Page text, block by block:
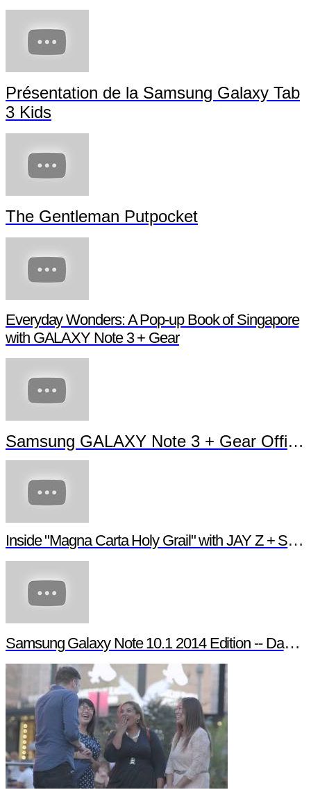
Présentation de la Samsung Galaxy Tab
3 Kids
The Gentleman Putpocket
Everyday Wonders: A Pop-up Book of Singapore
with GALAXY Note 3 + Gear
Samsung GALAXY Note 3 + Gear Official TVC
Inside "Magna Carta Holy Grail" with JAY Z + Samsung
Samsung Galaxy Note 10.1 2014 Edition -- Day in the Life